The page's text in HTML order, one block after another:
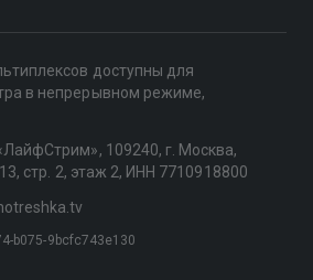
доступны для
в непрерывном режиме,
109240, г. Москва,
стр. 2, этаж 2, ИНН 7710918800
b075-9bcfc743e130